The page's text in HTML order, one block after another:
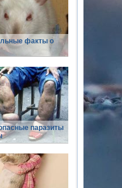
факты о
паразиты